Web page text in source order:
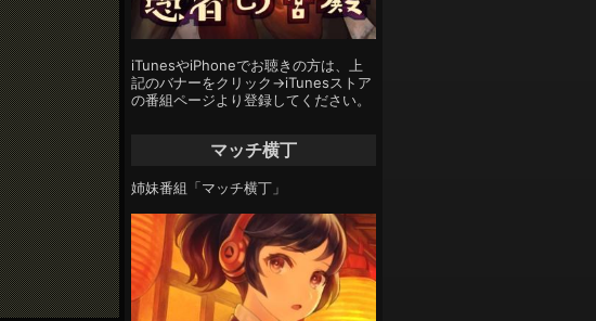
iTunesやiPhoneでお聴きの方は、上
記のバナーをクリック→iTunesストア
の番組ページより登録してください。
マッチ横丁
姉妹番組「マッチ横丁」